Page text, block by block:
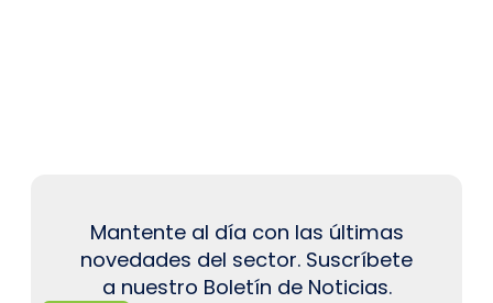
Mantente al día con las últimas
novedades del sector. Suscríbete
a nuestro Boletín de Noticias.